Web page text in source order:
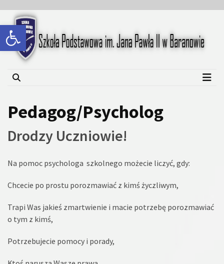
Open toolbar
content
content
Szkoła Podstawowa im.
Jana Pawła II w Baranowie
Pedagog/Psycholog
Drodzy Uczniowie!
Na pomoc psychologa szkolnego możecie liczyć, gdy:
Chcecie po prostu porozmawiać z kimś życzliwym,
Trapi Was jakieś zmartwienie i macie potrzebę porozmawiać
o tym z kimś,
Potrzebujecie pomocy i porady,